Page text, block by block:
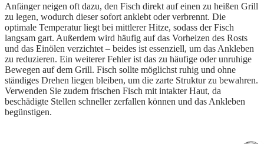
Anfänger neigen oft dazu, den Fisch direkt auf einen zu heißen Grill
zu legen, wodurch dieser sofort anklebt oder verbrennt. Die
optimale Temperatur liegt bei mittlerer Hitze, sodass der Fisch
langsam gart. Außerdem wird häufig auf das Vorheizen des Rosts
und das Einölen verzichtet – beides ist essenziell, um das Ankleben
zu reduzieren. Ein weiterer Fehler ist das zu häufige oder unruhige
Bewegen auf dem Grill. Fisch sollte möglichst ruhig und ohne
ständiges Drehen liegen bleiben, um die zarte Struktur zu bewahren.
Verwenden Sie zudem frischen Fisch mit intakter Haut, da
beschädigte Stellen schneller zerfallen können und das Ankleben
begünstigen.